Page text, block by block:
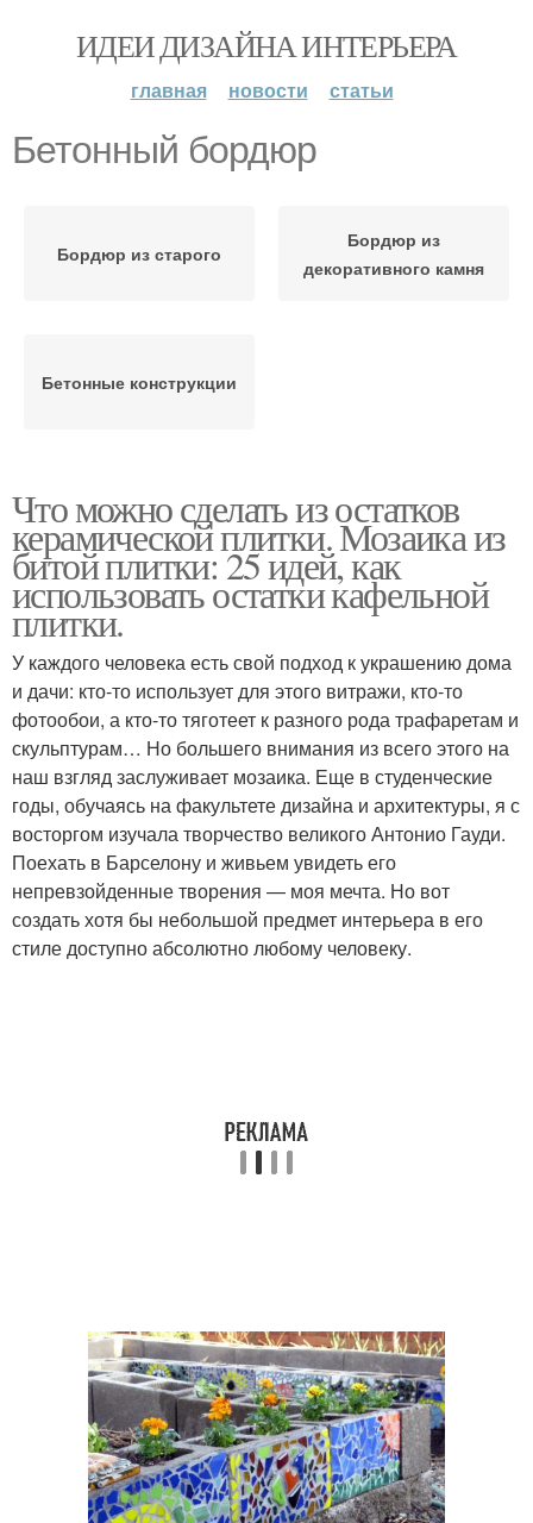
ИДЕИ ДИЗАЙНА ИНТЕРЬЕРА
главная новости статьи
Бетонный бордюр
Бордюр из старого
Бордюр из
декоративного камня
Бетонные конструкции
Что можно сделать из остатков
керамической плитки. Мозаика из
битой плитки: 25 идей, как
использовать остатки кафельной
плитки.
У каждого человека есть свой подход к украшению дома
и дачи: кто-то использует для этого витражи, кто-то
фотообои, а кто-то тяготеет к разного рода трафаретам и
скульптурам… Но большего внимания из всего этого на
наш взгляд заслуживает мозаика. Еще в студенческие
годы, обучаясь на факультете дизайна и архитектуры, я с
восторгом изучала творчество великого Антонио Гауди.
Поехать в Барселону и живьем увидеть его
непревзойденные творения — моя мечта. Но вот
создать хотя бы небольшой предмет интерьера в его
стиле доступно абсолютно любому человеку.